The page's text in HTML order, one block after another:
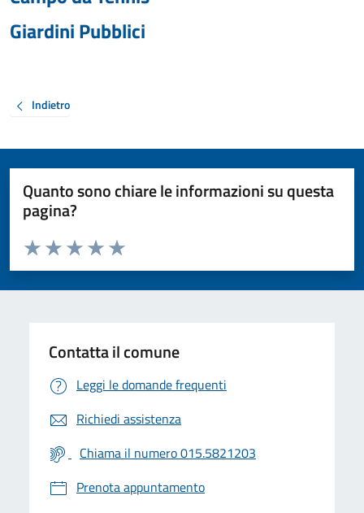
Giardini Pubblici
Indietro
Quanto sono chiare le informazioni su questa
pagina?
Valuta da 1 a 5 stelle la pagina
Valuta 5 stelle su 5
Valuta 4 stelle su 5
Valuta 3 stelle su 5
Valuta 2 stelle su 5
Valuta 1 stelle su 5
Contatta il comune
Leggi le domande frequenti
Richiedi assistenza
Chiama il numero 015.5821203
Prenota appuntamento